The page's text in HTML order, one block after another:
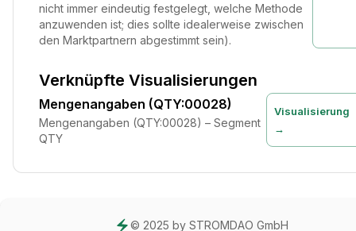
nicht immer eindeutig festgelegt, welche Methode
anzuwenden ist; dies sollte idealerweise zwischen
den Marktpartnern abgestimmt sein).
Verknüpfte Visualisierungen
Mengenangaben (QTY:00028)
Mengenangaben (QTY:00028) – Segment
QTY
Visualisierung
→
© 2025 by STROMDAO GmbH